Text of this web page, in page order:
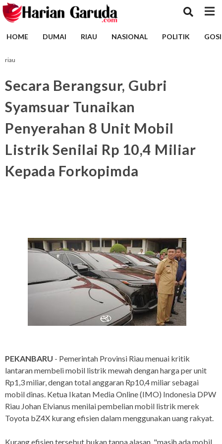
HOME DUMAI RIAU NASIONAL POLITIK
riau
Secara Berangsur, Gubri
Syamsuar Tunaikan
Penyerahan 8 Unit Mobil
Listrik Senilai Rp 10,4 Miliar
Kepada Forkopimda
PEKANBARU - Pemerintah Provinsi Riau menuai kritik
lantaran membeli mobil listrik mewah dengan harga per unit
Rp1,3 miliar, dengan total anggaran Rp10,4 miliar sebagai
mobil dinas. Ketua Ikatan Media Online (IMO) Indonesia DPW
Riau Johan Elvianus menilai pembelian mobil listrik merek
Toyota bZ4X kurang efisien dalam menggunakan uang rakyat.
Kurang efisien tersebut bukan tanpa alasan, "masih ada mobil